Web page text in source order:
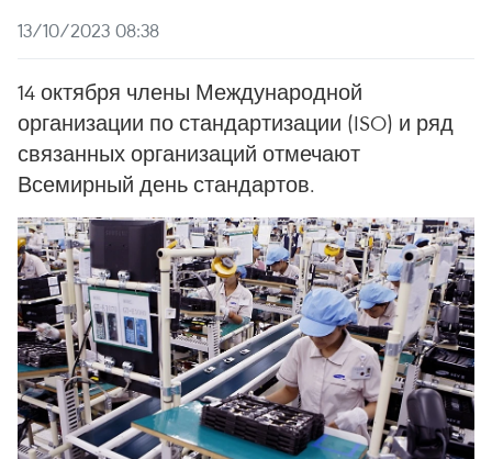
13/10/2023 08:38
14 октября члены Международной
организации по стандартизации (ISO) и ряд
связанных организаций отмечают
Всемирный день стандартов.